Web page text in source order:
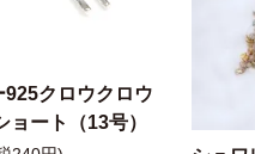
925クロウクロウ
ョート（13号）